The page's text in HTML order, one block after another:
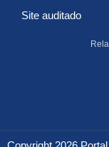
Site auditado